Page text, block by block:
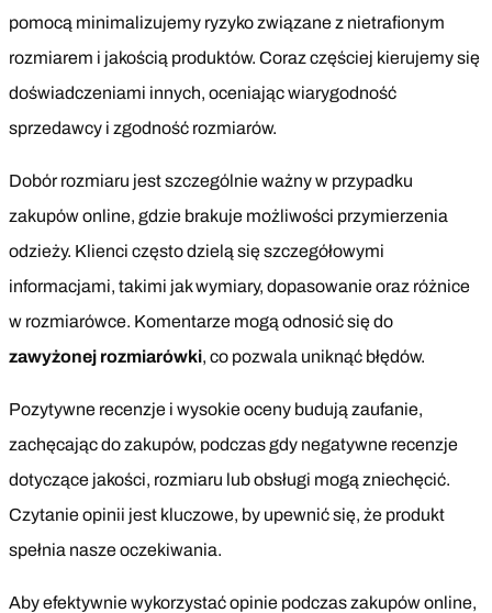
pomocą minimalizujemy ryzyko związane z nietrafionym
rozmiarem i jakością produktów. Coraz częściej kierujemy się
doświadczeniami innych, oceniając wiarygodność
sprzedawcy i zgodność rozmiarów.
Dobór rozmiaru jest szczególnie ważny w przypadku
zakupów online, gdzie brakuje możliwości przymierzenia
odzieży. Klienci często dzielą się szczegółowymi
informacjami, takimi jak wymiary, dopasowanie oraz różnice
w rozmiarówce. Komentarze mogą odnosić się do
zawyżonej rozmiarówki, co pozwala uniknąć błędów.
Pozytywne recenzje i wysokie oceny budują zaufanie,
zachęcając do zakupów, podczas gdy negatywne recenzje
dotyczące jakości, rozmiaru lub obsługi mogą zniechęcić.
Czytanie opinii jest kluczowe, by upewnić się, że produkt
spełnia nasze oczekiwania.
Aby efektywnie wykorzystać opinie podczas zakupów online,